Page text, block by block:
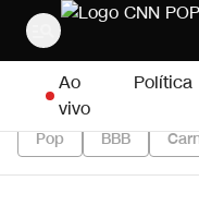
Pular para o conteúdo
Ao
vivo
Política
Pop BBB